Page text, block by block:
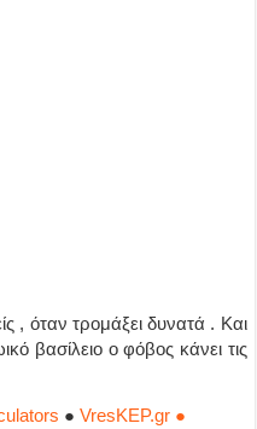
, όταν τρομάξει δυνατά . Και
βασίλειο ο φόβος κάνει τις
●VresKEP.gr ●